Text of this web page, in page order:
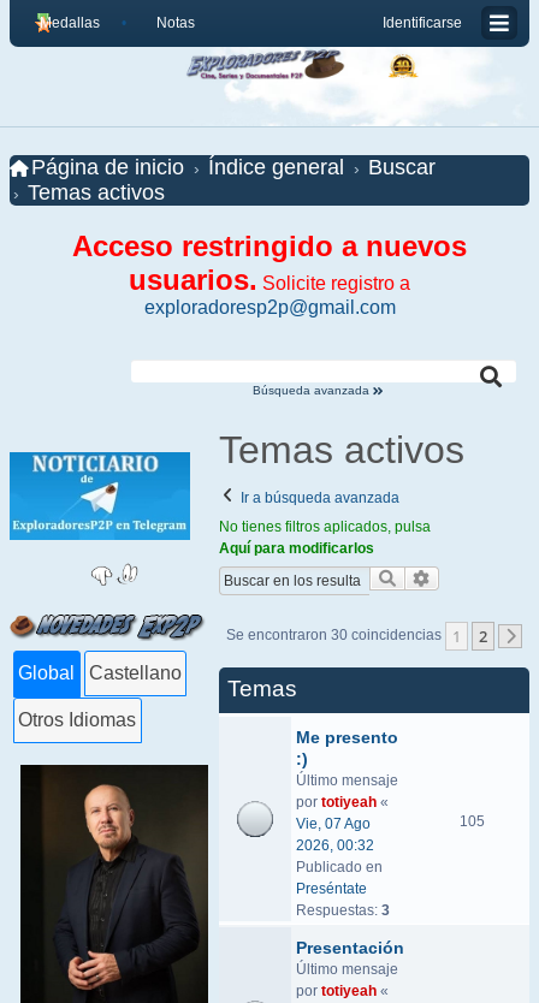
Identificarse
Medallas Notas
Página de inicio Índice general
Buscar
Temas activos
Acceso restringido a nuevos
usuarios. Solicite registro a
exploradoresp2p@gmail.com
Búsqueda avanzada
Global Castellano
Otros Idiomas
Temas activos
Ir a búsqueda avanzada
No tienes filtros aplicados, pulsa
Aquí para modificarlos
Buscar
Se encontraron 30 coincidencias 1 2
Temas
Me presento
:)
Último mensaje
por totiyeah «
Vie, 07 Ago
2026, 00:32
Publicado en
Preséntate
Respuestas: 3
105
Presentación
Último mensaje
por totiyeah «